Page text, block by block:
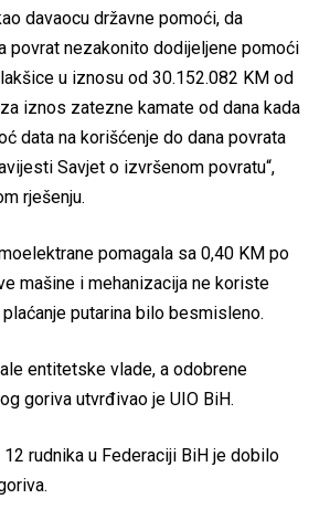
davaocu državne pomoći, da
povrat nezakonito dodijeljene pomoći
u iznosu od 30.152.082 KM od
iznos zatezne kamate od dana kada
data na korišćenje do dana povrata
Savjet o izvršenom povratu“,
rješenju.
pomagala sa 0,40 KM po
mašine i mehanizacija ne koriste
putarina bilo besmisleno.
entitetske vlade, a odobrene
goriva utvrđivao je UIO BiH.
12 rudnika u Federaciji BiH je dobilo